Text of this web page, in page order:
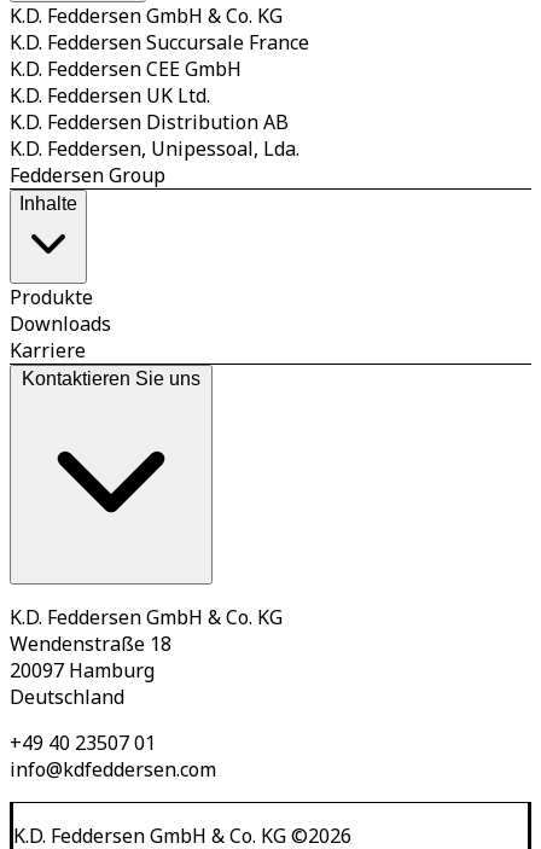
K.D. Feddersen GmbH & Co. KG
K.D. Feddersen Succursale France
K.D. Feddersen CEE GmbH
K.D. Feddersen UK Ltd.
K.D. Feddersen Distribution AB
K.D. Feddersen, Unipessoal, Lda.
Feddersen Group
Inhalte
Produkte
Downloads
Karriere
K.D. Feddersen GmbH & Co. KG
Wendenstraße 18
20097 Hamburg
Deutschland
+49 40 23507 01
info@kdfeddersen.com
K.D. Feddersen GmbH & Co. KG©2026